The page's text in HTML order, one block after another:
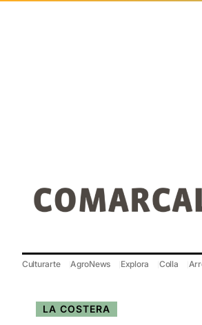
Culturarte AgroNews Explora Colla
LA COSTERA